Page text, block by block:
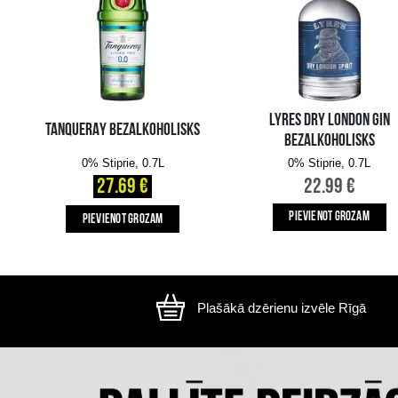
Attēls ir ilustratīvs, preces izskats var
CITI MŪSU KLIENTI IZVĒLAS